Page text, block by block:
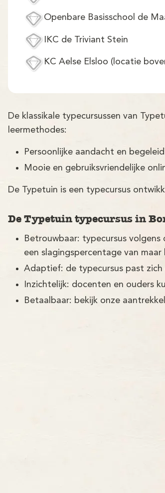
Openbare Basisschool de
IKC de Triviant Stein
KC Aelse Elsloo (locatie
De klassikale typecursussen van
leermethodes:
Persoonlijke aandacht en
Mooie en gebruiksvriendelijke
De Typetuin is een typecursus
De Typetuin typecursus in
Betrouwbaar: typecursus
een slagingspercentage van maar
Adaptief: de typecursus past zich
Inzichtelijk: docenten en ouders
Betaalbaar: bekijk onze